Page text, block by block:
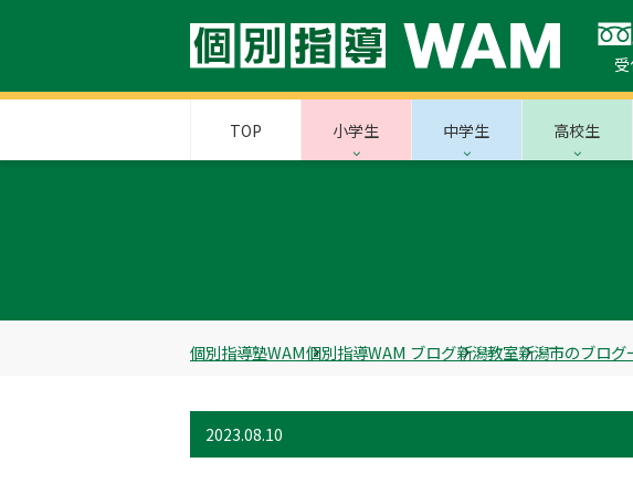
TOP 小学生 中学生 高校生
個別指導塾WAM個別指導WAM ブログ新潟教室新潟市のブログ
2023.08.10